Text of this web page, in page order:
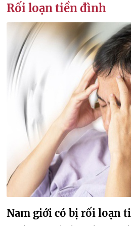
Rối loạn tiền đình
Nam giới có bị rối loạn